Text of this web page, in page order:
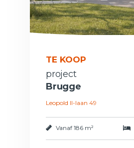
TE KOOP
project
Brugge
Leopold II-laan 49
Vanaf 186 m²